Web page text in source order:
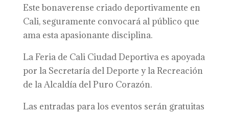
Este bonaverense criado deportivamente en
Cali, seguramente convocará al público que
ama esta apasionante disciplina.
La Feria de Cali Ciudad Deportiva es apoyada
por la Secretaría del Deporte y la Recreación
de la Alcaldía del Puro Corazón.
Las entradas para los eventos serán gratuitas